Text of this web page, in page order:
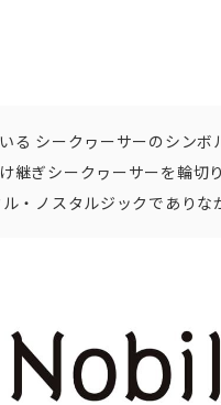
る シークヮーサーのシン
継ぎシークヮーサーを輪
・ノスタルジックであり